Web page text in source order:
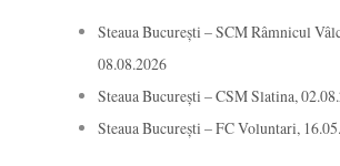
Steaua București – SCM Râmnicul
08.08.2026
Steaua București – CSM Slatina,
Steaua București – FC Voluntari,